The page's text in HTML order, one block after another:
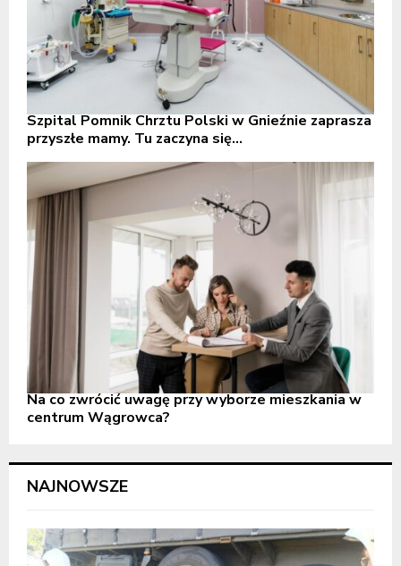
Szpital Pomnik Chrztu Polski w Gnieźnie zaprasza
przyszłe mamy. Tu zaczyna się...
Na co zwrócić uwagę przy wyborze mieszkania w
centrum Wągrowca?
NAJNOWSZE